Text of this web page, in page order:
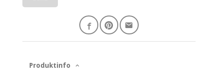
Produktinfo